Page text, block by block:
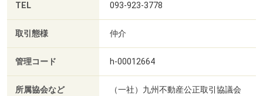
TEL 093-923-3778
取引態様 仲介
管理コード h-00012664
所属協会など
（一社）九州不動産公正取引協議会